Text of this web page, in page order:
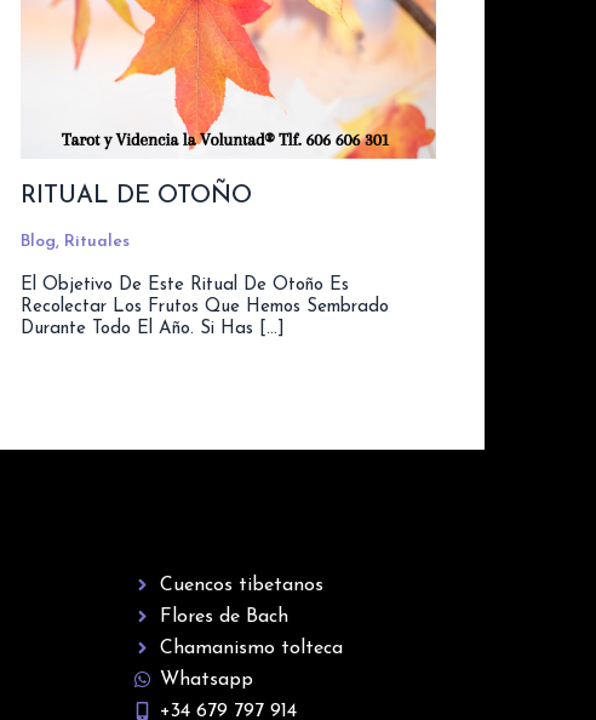
RITUAL DE OTOÑO
Blog, Rituales
El Objetivo De Este Ritual De Otoño Es
Recolectar Los Frutos Que Hemos Sembrado
Durante Todo El Año. Si Has […]
Cuencos tibetanos
Flores de Bach
Chamanismo tolteca
Whatsapp
+34 679 797 914